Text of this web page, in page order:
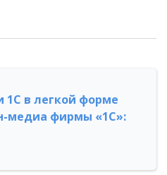
1С в легкой форме
медиа фирмы «1С»: